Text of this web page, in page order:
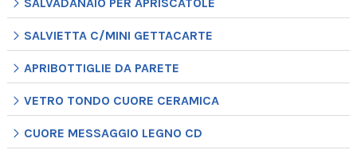
SALVIETTA C/MINI GETTACARTE
APRIBOTTIGLIE DA PARETE
VETRO TONDO CUORE CERAMICA
CUORE MESSAGGIO LEGNO CD